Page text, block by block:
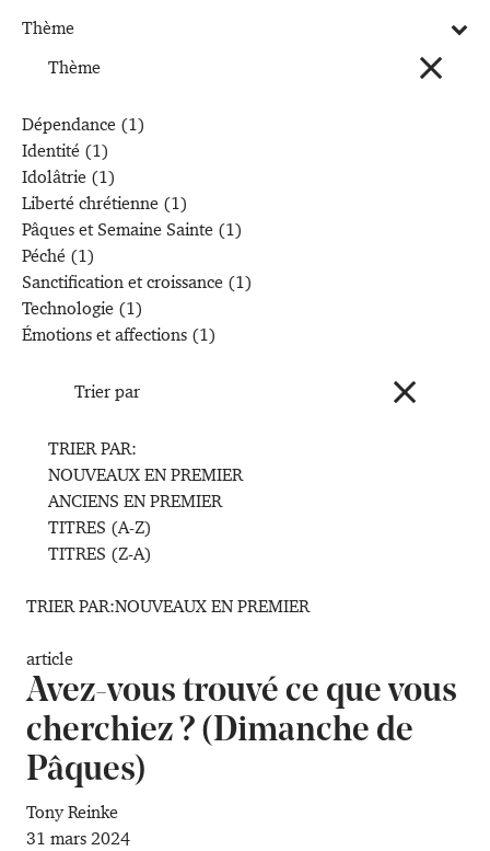
Thème
Thème
Dépendance (1)
Identité (1)
Idolâtrie (1)
Liberté chrétienne (1)
Pâques et Semaine Sainte (1)
Péché (1)
Sanctification et croissance (1)
Technologie (1)
Émotions et affections (1)
Trier par
TRIER PAR:
NOUVEAUX EN PREMIER
ANCIENS EN PREMIER
TITRES (A-Z)
TITRES (Z-A)
TRIER PAR:NOUVEAUX EN PREMIER
article
Avez-vous trouvé ce que vous
cherchiez ? (Dimanche de
Pâques)
Tony Reinke
31 mars 2024